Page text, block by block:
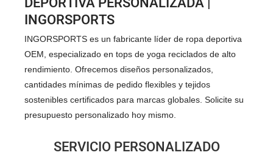
INGORSPORTS
INGORSPORTS es un fabricante líder de ropa deportiva
OEM, especializado en tops de yoga reciclados de alto
rendimiento. Ofrecemos diseños personalizados,
cantidades mínimas de pedido flexibles y tejidos
sostenibles certificados para marcas globales. Solicite su
presupuesto personalizado hoy mismo.
SERVICIO PERSONALIZADO